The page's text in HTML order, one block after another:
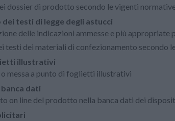
dossier di prodotto secondo le vigenti
dei testi di legge degli astucci
delle indicazioni ammesse e più appropriate
testi dei materiali di confezionamento secondo
illustrativi
o messa a punto di foglietti illustrativi
dati
on line del prodotto nella banca dati dei